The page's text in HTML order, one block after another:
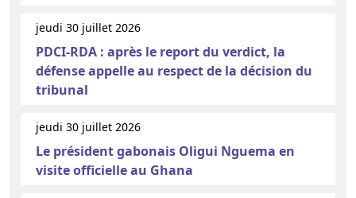
jeudi 30 juillet 2026
PDCI-RDA : après le report du verdict, la
défense appelle au respect de la décision du
tribunal
jeudi 30 juillet 2026
Le président gabonais Oligui Nguema en
visite officielle au Ghana